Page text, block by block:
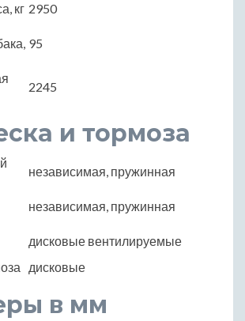
кг 2950
95
2245
и тормоза
независимая, пружинная
независимая, пружинная
дисковые вентилируемые
дисковые
в мм